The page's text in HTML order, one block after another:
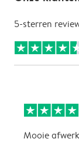
5-sterren
Mooie